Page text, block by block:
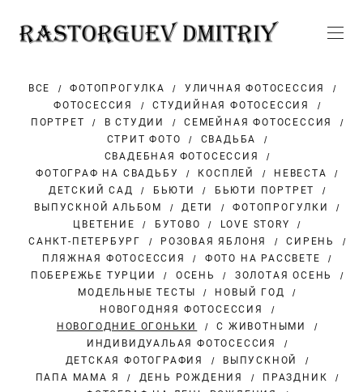
ВСЕ ФОТОПРОГУЛКА
УЛИЧНАЯ ФОТОСЕССИЯ
ФОТОСЕССИЯ
СТУДИЙНАЯ ФОТОСЕССИЯ
ПОРТРЕТ
В СТУДИИ
СЕМЕЙНАЯ ФОТОСЕССИЯ
СТРИТ ФОТО
СВАДЬБА
СВАДЕБНАЯ ФОТОСЕССИЯ
ФОТОГРАФ НА СВАДЬБУ
КОСПЛЕЙ
НЕВЕСТА
ДЕТСКИЙ САД
БЬЮТИ
БЬЮТИ ПОРТРЕТ
ВЫПУСКНОЙ АЛЬБОМ
ДЕТИ
ФОТОПРОГУЛКИ
ЦВЕТЕНИЕ
БУТОВО
LOVE STORY
САНКТ-ПЕТЕРБУРГ
РОЗОВАЯ ЯБЛОНЯ
СИРЕНЬ
ПЛЯЖНАЯ ФОТОСЕССИЯ
ФОТО НА РАССВЕТЕ
ПОБЕРЕЖЬЕ ТУРЦИИ
ОСЕНЬ
ЗОЛОТАЯ ОСЕНЬ
МОДЕЛЬНЫЕ ТЕСТЫ
НОВЫЙ ГОД
НОВОГОДНЯЯ ФОТОСЕССИЯ
НОВОГОДНИЕ ОГОНЬКИ
С ЖИВОТНЫМИ
ИНДИВИДУАЛЬАЯ ФОТОСЕССИЯ
ДЕТСКАЯ ФОТОГРАФИЯ
ВЫПУСКНОЙ
ПАПА МАМА Я
ДЕНЬ РОЖДЕНИЯ
ПРАЗДНИК